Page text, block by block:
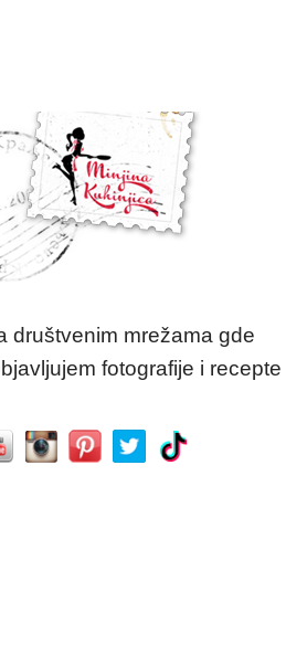
društvenim mrežama gde
fotografije i recepte